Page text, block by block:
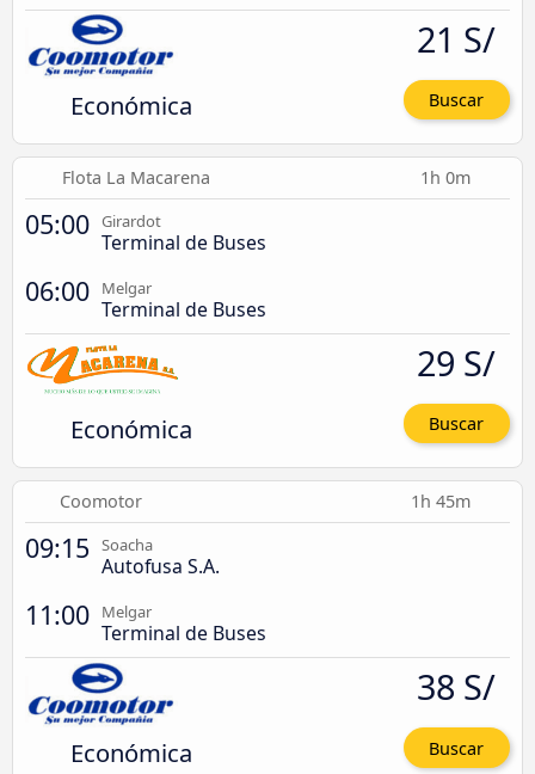
Económica
21 S/
Buscar
Flota La Macarena 1h 0m
05:00 Girardot
Terminal de Buses
06:00 Melgar
Terminal de Buses
Económica
29 S/
Buscar
Coomotor 1h 45m
09:15 Soacha
Autofusa S.A.
11:00 Melgar
Terminal de Buses
Económica
38 S/
Buscar